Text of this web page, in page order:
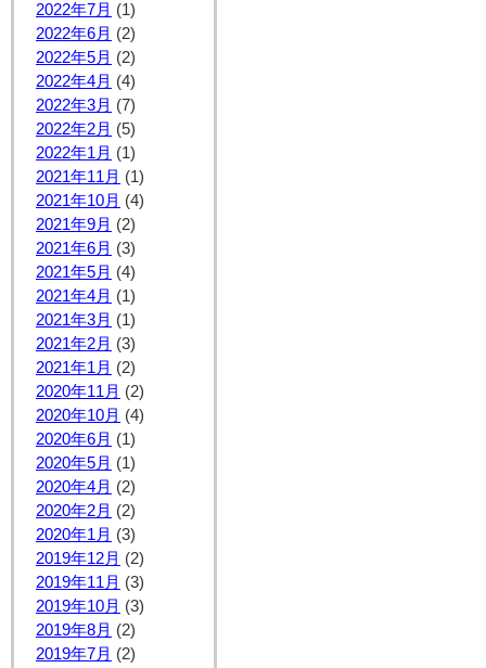
2022年7月 (1)
2022年6月 (2)
2022年5月 (2)
2022年4月 (4)
2022年3月 (7)
2022年2月 (5)
2022年1月 (1)
2021年11月 (1)
2021年10月 (4)
2021年9月 (2)
2021年6月 (3)
2021年5月 (4)
2021年4月 (1)
2021年3月 (1)
2021年2月 (3)
2021年1月 (2)
2020年11月 (2)
2020年10月 (4)
2020年6月 (1)
2020年5月 (1)
2020年4月 (2)
2020年2月 (2)
2020年1月 (3)
2019年12月 (2)
2019年11月 (3)
2019年10月 (3)
2019年8月 (2)
2019年7月 (2)